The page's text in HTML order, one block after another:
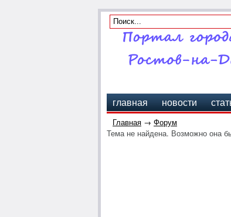
главная новости
Главная → Форум
Тема не найдена. Возможно она